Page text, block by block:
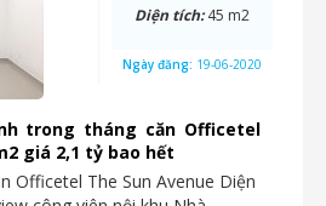
trong tháng căn Officetel
giá 2,1 tỷ bao hết
Officetel The Sun Avenue Diện
Diện tích:45 m2
Ngày đăng: 19-06-2020